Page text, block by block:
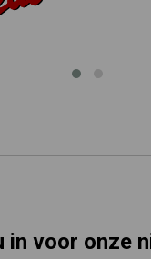
in voor onze